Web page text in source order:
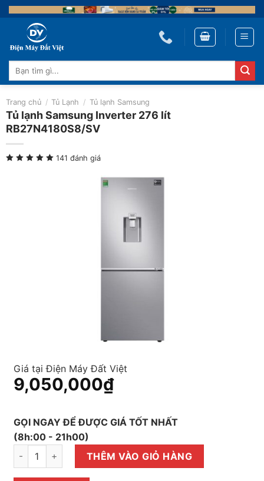
Skip
to
content
Tìm
kiếm:
Trang chủ / Tủ Lạnh / Tủ lạnh Samsung
Tủ lạnh Samsung Inverter 276 lít
RB27N4180S8/SV
141 đánh giá
Giá tại Điện Máy Đất Việt
9,050,000₫
GỌI NGAY ĐỂ ĐƯỢC GIÁ TỐT NHẤT
(8h:00 - 21h00)
Tủ lạnh Samsung Inverter 276 lít RB27N4180S8/SV số lượng
THÊM VÀO GIỎ HÀNG